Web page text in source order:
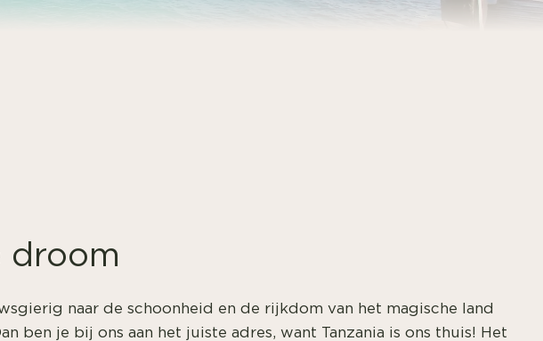
droom
naar de schoonheid en de rijkdom van het magische land
ben je bij ons aan het juiste adres, want Tanzania is ons thuis! Het